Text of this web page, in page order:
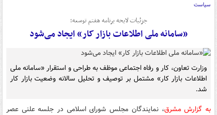
سیاست
جزئیات لایحه برنامه هفتم توسعه؛
«سامانه ملی اطلاعات بازار کار» ایجاد می‌شود
وزارت تعاون، کار و رفاه اجتماعی موظف به طراحی و استقرار «سامانه ملی
اطلاعات بازار کار» مشتمل بر توصیف و تحلیل سالانه وضعیت بازار کار
شد.
به گزارش مشرق، نمایندگان مجلس شورای اسلامی در جلسه علنی عصر